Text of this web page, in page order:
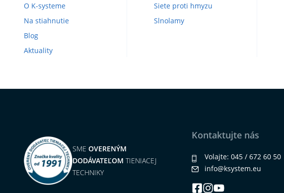
O K-systeme
Na stiahnutie
Blog
Aktuality
Siete proti hmyzu
Slnolamy
SME OVERENÝM
DODÁVATEĽOM TIENIACEJ
TECHNIKY
Kontaktujte nás
Volajte: 045 / 672 60 50
info@ksystem.eu